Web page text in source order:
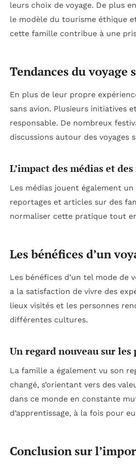
leurs choix de voyage. De plus
le modèle du tourisme éthique
cette famille contribue à une
Tendances du voyage
En plus de leur propre
sans avion. Plusieurs initiatives
responsable. De nombreux
discussions autour des voyages
L’impact des médias et
Les médias jouent également
reportages et articles sur des
normaliser cette pratique tout
Les bénéfices d’un
Les bénéfices d’un tel mode de
a la satisfaction de vivre des
lieux visités et les personnes
différentes cultures.
Un regard nouveau sur
La famille a également vu son
changé, s’orientant vers des
dans ce monde en constante
d’apprentissage, à la fois pour
Conclusion sur